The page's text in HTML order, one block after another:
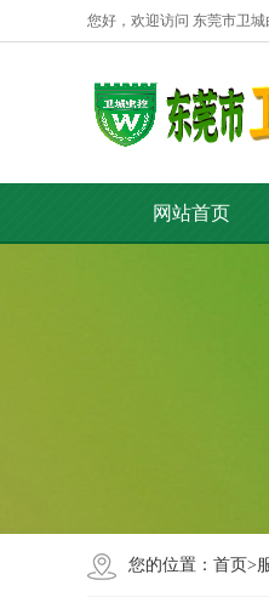
您好，欢迎访问 东莞市卫
网站首页
您的位置： 首页>